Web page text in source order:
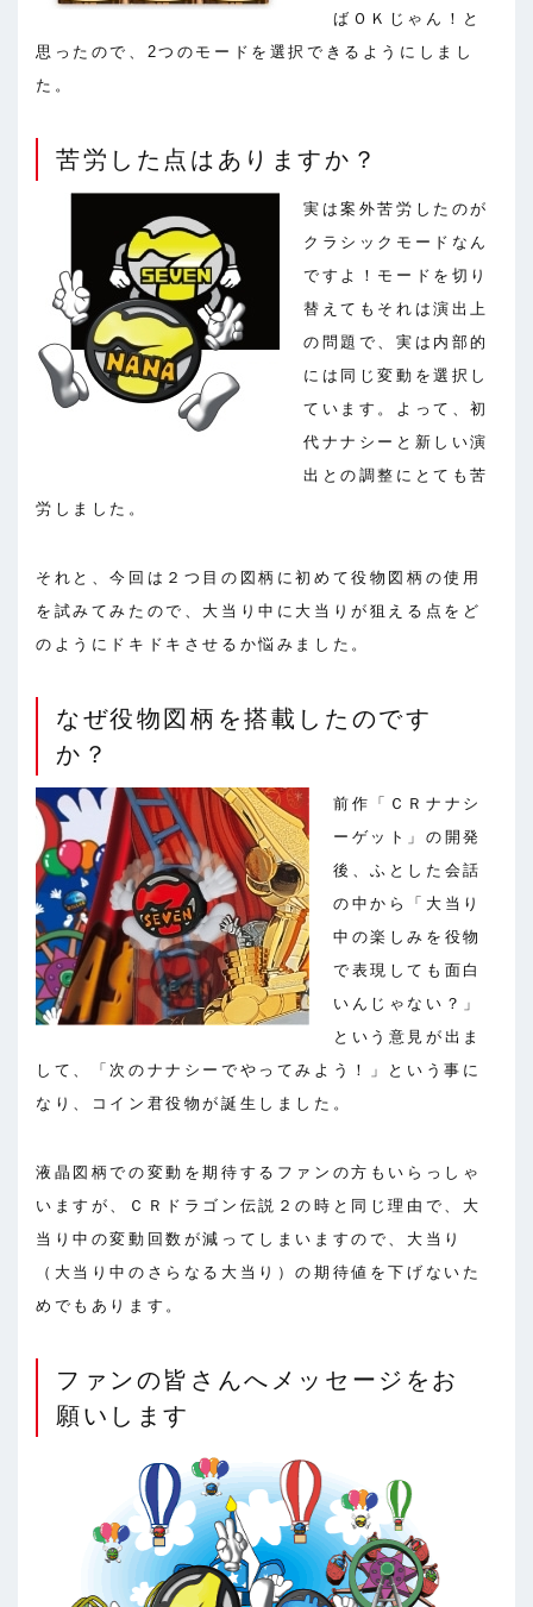
ばＯＫじゃん！と
思ったので、2つのモードを選択できるようにしまし
た。
苦労した点はありますか？
実は案外苦労したのが
クラシックモードなん
ですよ！モードを切り
替えてもそれは演出上
の問題で、実は内部的
には同じ変動を選択し
ています。よって、初
代ナナシーと新しい演
出との調整にとても苦
労しました。
それと、今回は２つ目の図柄に初めて役物図柄の使用
を試みてみたので、大当り中に大当りが狙える点をど
のようにドキドキさせるか悩みました。
なぜ役物図柄を搭載したのです
か？
前作「ＣＲナナシ
ーゲット」の開発
後、ふとした会話
の中から「大当り
中の楽しみを役物
で表現しても面白
いんじゃない？」
という意見が出ま
して、「次のナナシーでやってみよう！」という事に
なり、コイン君役物が誕生しました。
液晶図柄での変動を期待するファンの方もいらっしゃ
いますが、ＣＲドラゴン伝説２の時と同じ理由で、大
当り中の変動回数が減ってしまいますので、大当り
（大当り中のさらなる大当り）の期待値を下げないた
めでもあります。
ファンの皆さんへメッセージをお
願いします